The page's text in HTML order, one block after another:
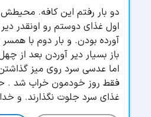
دو بار رفتم این کافه. محیطش
اول غذای دوستم رو اونقدر
آورده بودن. و بار دوم با
باز بسیار دیر آوردن بعد از
اما عدسی سرد روی میز
فقط روز خودمون خراب شد .
غذای سرد جلوت نگذارند. و